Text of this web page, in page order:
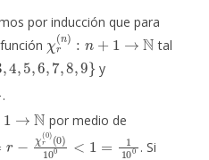
por inducción que para
r(n → N
tal
6, ,8,9 }
y
.
N
por medio de
100
. Si